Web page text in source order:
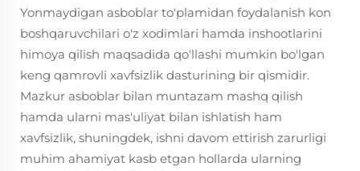
Yonmaydigan asboblar to'plamidan foydalanish kon
boshqaruvchilari o'z xodimlari hamda inshootlarini
himoya qilish maqsadida qo'llashi mumkin bo'lgan
keng qamrovli xavfsizlik dasturining bir qismidir.
Mazkur asboblar bilan muntazam mashq qilish
hamda ularni mas'uliyat bilan ishlatish ham
xavfsizlik, shuningdek, ishni davom ettirish zarurligi
muhim ahamiyat kasb etgan hollarda ularning